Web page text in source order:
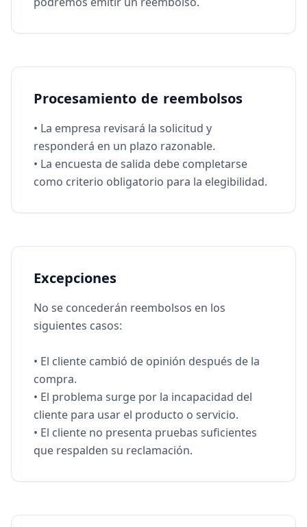
Procesamiento de reembolsos
• La empresa revisará la solicitud y
responderá en un plazo razonable.
• La encuesta de salida debe completarse
como criterio obligatorio para la elegibilidad.
Excepciones
No se concederán reembolsos en los
siguientes casos:
• El cliente cambió de opinión después de la
compra.
• El problema surge por la incapacidad del
cliente para usar el producto o servicio.
• El cliente no presenta pruebas suficientes
que respalden su reclamación.